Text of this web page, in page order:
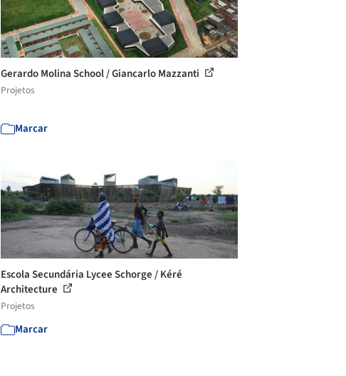
Gerardo Molina School / Giancarlo Mazzanti
Projetos
Marcar
Escola Secundária Lycee Schorge / Kéré
Architecture
Projetos
Marcar